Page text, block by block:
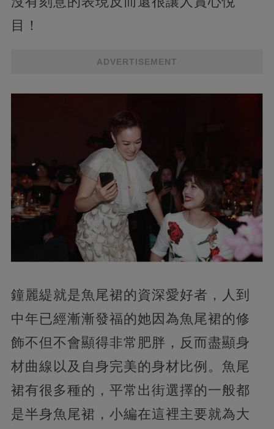
目！
ADVERTISEMENT
鐘麗緹就是魚尾裙的資深愛好者，人到
中年已經漸漸發福的她因為魚尾裙的修
飾不但不會顯得非常肥胖，反而盡顯身
材曲線以及自身完美的身材比例。魚尾
裙有很多種的，平常出街選擇的一般都
是半身魚尾裙，小編在這裡主要就為大